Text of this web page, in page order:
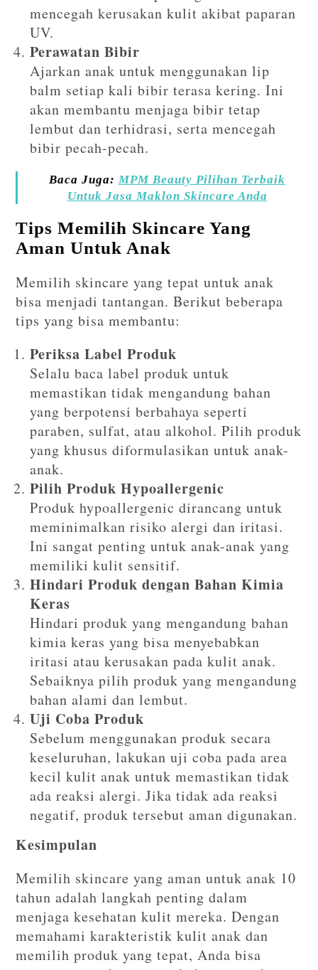
mencegah kerusakan kulit akibat paparan
UV.
Perawatan Bibir
Ajarkan anak untuk menggunakan lip
balm setiap kali bibir terasa kering. Ini
akan membantu menjaga bibir tetap
lembut dan terhidrasi, serta mencegah
bibir pecah-pecah.
Baca Juga: MPM Beauty Pilihan Terbaik
Untuk Jasa Maklon Skincare Anda
Tips Memilih Skincare Yang
Aman Untuk Anak
Memilih skincare yang tepat untuk anak
bisa menjadi tantangan. Berikut beberapa
tips yang bisa membantu:
Periksa Label Produk
Selalu baca label produk untuk
memastikan tidak mengandung bahan
yang berpotensi berbahaya seperti
paraben, sulfat, atau alkohol. Pilih produk
yang khusus diformulasikan untuk anak-
anak.
Pilih Produk Hypoallergenic
Produk hypoallergenic dirancang untuk
meminimalkan risiko alergi dan iritasi.
Ini sangat penting untuk anak-anak yang
memiliki kulit sensitif.
Hindari Produk dengan Bahan Kimia
Keras
Hindari produk yang mengandung bahan
kimia keras yang bisa menyebabkan
iritasi atau kerusakan pada kulit anak.
Sebaiknya pilih produk yang mengandung
bahan alami dan lembut.
Uji Coba Produk
Sebelum menggunakan produk secara
keseluruhan, lakukan uji coba pada area
kecil kulit anak untuk memastikan tidak
ada reaksi alergi. Jika tidak ada reaksi
negatif, produk tersebut aman digunakan.
Kesimpulan
Memilih skincare yang aman untuk anak 10
tahun adalah langkah penting dalam
menjaga kesehatan kulit mereka. Dengan
memahami karakteristik kulit anak dan
memilih produk yang tepat, Anda bisa